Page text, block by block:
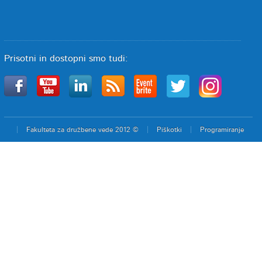
Prisotni in dostopni smo tudi:
Fakulteta za družbene vede 2012 © Piškotki Programiranje